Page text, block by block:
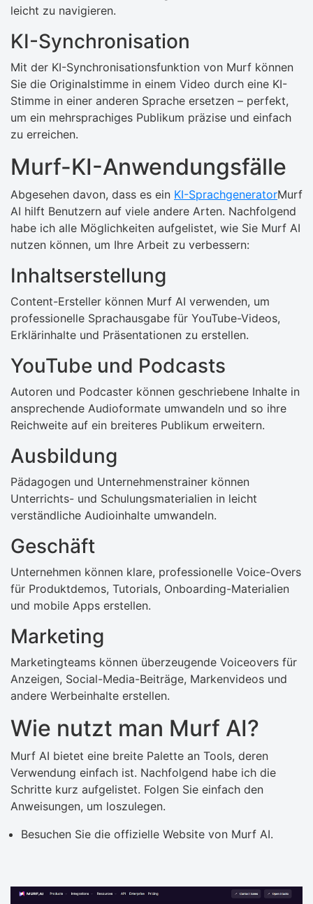
leicht zu navigieren.
KI-Synchronisation
Mit der KI-Synchronisationsfunktion von Murf können
Sie die Originalstimme in einem Video durch eine KI-
Stimme in einer anderen Sprache ersetzen – perfekt,
um ein mehrsprachiges Publikum präzise und einfach
zu erreichen.
Murf-KI-Anwendungsfälle
Abgesehen davon, dass es ein KI-SprachgeneratorMurf
AI hilft Benutzern auf viele andere Arten. Nachfolgend
habe ich alle Möglichkeiten aufgelistet, wie Sie Murf AI
nutzen können, um Ihre Arbeit zu verbessern:
Inhaltserstellung
Content-Ersteller können Murf AI verwenden, um
professionelle Sprachausgabe für YouTube-Videos,
Erklärinhalte und Präsentationen zu erstellen.
YouTube und Podcasts
Autoren und Podcaster können geschriebene Inhalte in
ansprechende Audioformate umwandeln und so ihre
Reichweite auf ein breiteres Publikum erweitern.
Ausbildung
Pädagogen und Unternehmenstrainer können
Unterrichts- und Schulungsmaterialien in leicht
verständliche Audioinhalte umwandeln.
Geschäft
Unternehmen können klare, professionelle Voice-Overs
für Produktdemos, Tutorials, Onboarding-Materialien
und mobile Apps erstellen.
Marketing
Marketingteams können überzeugende Voiceovers für
Anzeigen, Social-Media-Beiträge, Markenvideos und
andere Werbeinhalte erstellen.
Wie nutzt man Murf AI?
Murf AI bietet eine breite Palette an Tools, deren
Verwendung einfach ist. Nachfolgend habe ich die
Schritte kurz aufgelistet. Folgen Sie einfach den
Anweisungen, um loszulegen.
Besuchen Sie die offizielle Website von Murf AI.